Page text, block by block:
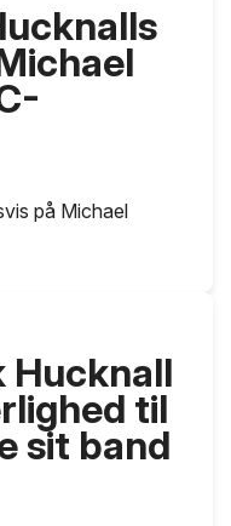
på Michael
Hucknall
til
sit band